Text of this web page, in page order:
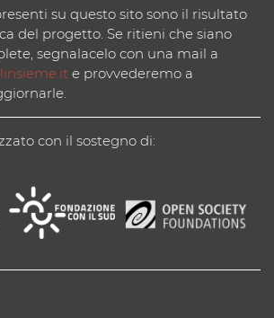
su questo sito sono il risultato
del progetto. Se ritieni che siano
segnalacelo con una mail a
e provvederemo a
con il sostegno di: